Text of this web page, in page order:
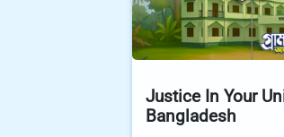
Justice In Your
Bangladesh